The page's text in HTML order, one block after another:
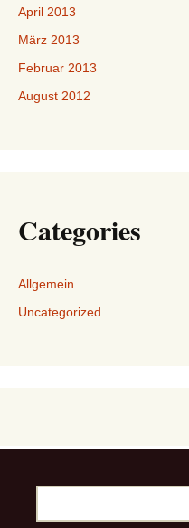
April 2013
März 2013
Februar 2013
August 2012
Categories
Allgemein
Uncategorized